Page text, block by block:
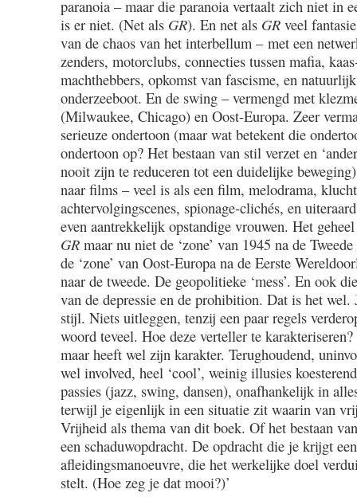
paranoia – maar die paranoia vertaalt zich niet in
is er niet. (Net als GR). En net als GR veel
van de chaos van het interbellum – met een
zenders, motorclubs, connecties tussen mafia,
machthebbers, opkomst van fascisme, en
onderzeeboot. En de swing – vermengd met
(Milwaukee, Chicago) en Oost-Europa. Zeer
serieuze ondertoon (maar wat betekent die
ondertoon op? Het bestaan van stil verzet en
nooit zijn te reduceren tot een duidelijke
naar films – veel is als een film, melodrama,
achtervolgingscenes, spionage-clichés, en
even aantrekkelijk opstandige vrouwen. Het
GR maar nu niet de ‘zone’ van 1945 na de
de ‘zone’ van Oost-Europa na de Eerste
naar de tweede. De geopolitieke ‘mess’. En ook
van de depressie en de prohibition. Dat is het
stijl. Niets uitleggen, tenzij een paar regels
woord teveel. Hoe deze verteller te
maar heeft wel zijn karakter. Terughoudend,
wel involved, heel ‘cool’, weinig illusies
passies (jazz, swing, dansen), onafhankelijk in
terwijl je eigenlijk in een situatie zit waarin van
Vrijheid als thema van dit boek. Of het bestaan
een schaduwopdracht. De opdracht die je krijgt een
afleidingsmanoeuvre, die het werkelijke doel
stelt. (Hoe zeg je dat mooi?)’